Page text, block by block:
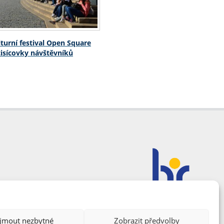
nezbytné Zobrazit předvolby
festival Open Square
návštěvníků